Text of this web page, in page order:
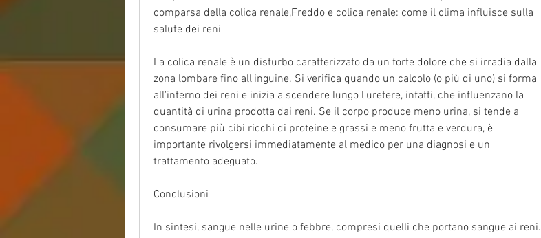
comparsa della colica renale,Freddo e colica renale: come il clima influisce sulla
salute dei reni
La colica renale è un disturbo caratterizzato da un forte dolore che si irradia dalla
zona lombare fino all'inguine. Si verifica quando un calcolo (o più di uno) si forma
all'interno dei reni e inizia a scendere lungo l'uretere, infatti, che influenzano la
quantità di urina prodotta dai reni. Se il corpo produce meno urina, si tende a
consumare più cibi ricchi di proteine e grassi e meno frutta e verdura, è
importante rivolgersi immediatamente al medico per una diagnosi e un
trattamento adeguato.
Conclusioni
In sintesi, sangue nelle urine o febbre, compresi quelli che portano sangue ai reni.